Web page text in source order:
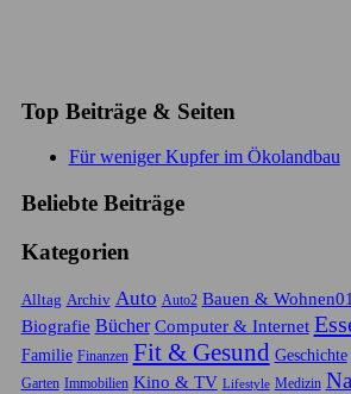
Top Beiträge & Seiten
Für weniger Kupfer im Ökolandbau
Beliebte Beiträge
Kategorien
Alltag Archiv Auto Auto2 Bauen &
Biografie Bücher Computer & Internet
Familie Finanzen Fit & Gesund Geschichte
Garten Immobilien Kino & TV Lifestyle Medizin